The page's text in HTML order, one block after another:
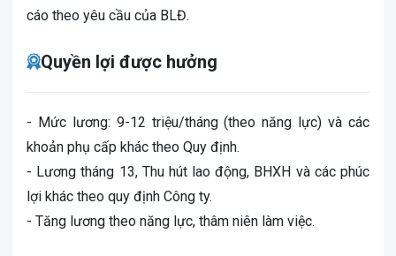
cáo theo yêu cầu của BLĐ.
Quyền lợi được hưởng
- Mức lương: 9-12 triệu/tháng (theo năng lực) và các
khoản phụ cấp khác theo Quy định.
- Lương tháng 13, Thu hút lao động, BHXH và các phúc
lợi khác theo quy định Công ty.
- Tăng lương theo năng lực, thâm niên làm việc.